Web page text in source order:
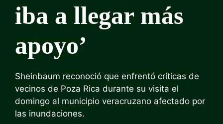
iba a llegar más
apoyo’
Sheinbaum reconoció que enfrentó críticas de
vecinos de Poza Rica durante su visita el
domingo al municipio veracruzano afectado por
las inundaciones.